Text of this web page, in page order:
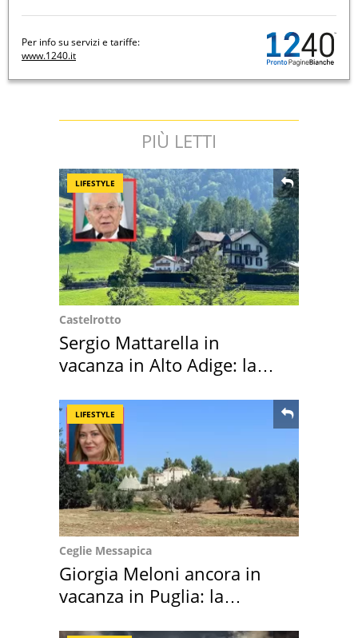
Per info su servizi e tariffe:
www.1240.it
PIÙ LETTI
LIFESTYLE
Castelrotto
Sergio Mattarella in
vacanza in Alto Adige: la
LIFESTYLE
Ceglie Messapica
Giorgia Meloni ancora in
vacanza in Puglia: la